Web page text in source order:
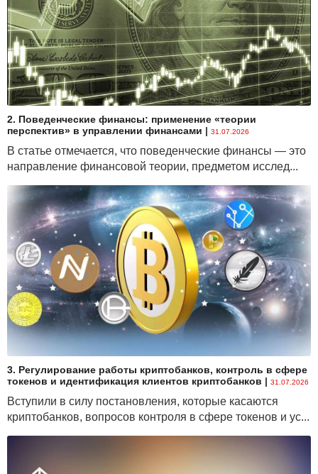
2. Поведенческие финансы: применение «теории
перспектив» в управлении финансами | 31.07.2026
В статье отмечается, что поведенческие финансы — это
направление финансовой теории, предметом исслед...
3. Регулирование работы криптобанков, контроль в сфере
токенов и идентификация клиентов криптобанков | 31.07.2026
Вступили в силу постановления, которые касаются
криптобанков, вопросов контроля в сфере токенов и ус...